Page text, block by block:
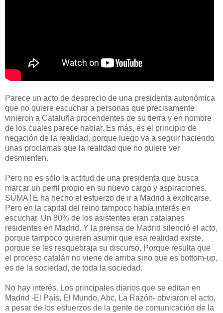
Parece un acto de desprecio de una presidenta autonómica
que no quiere escuchar a personas que precisamente
vinieron a Cataluña procendentes de su tierra y en nombre
de los cuales parece hablar. Es más, es el principio de
negación de la realidad, porque luego va a seguir haciendo
unas proclamas que la realidad que no quiere ver
desmienten.
Pero no es sólo la actitud de una presidenta que busca
marcar un perfil propio en su nuevo cargo y aspiraciones.
SÚMATE ha hecho el esfuerzo de ir a Madrid a explicarse.
Pero en la capital del reino tampoco había interés en
escuchar. Un 80% de los asistentes eran catalanes
residentes en Madrid. Y la prensa de Madrid silenció el acto,
porque tampoco quieren asumir que esa realidad existe,
porque se les resquebraja su discurso. Porque resulta que
el proceso catalán no viene de arriba sino que es bottom-up,
es de la sociedad, de toda la sociedad.
No hay interés. Los principales diarios que se editan en
Madrid -El País, El Mundo, Abc, La Razón- obviaron el acto,
a pesar de los esfuerzos de la gente de comunicación de la